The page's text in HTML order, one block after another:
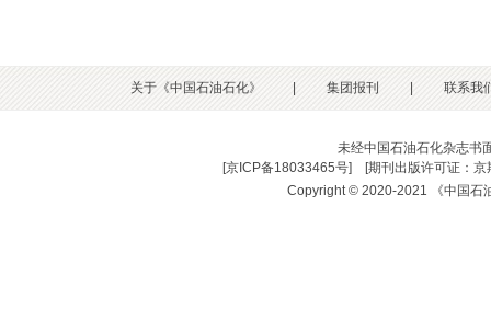
关于《中国石油石化》 集团报刊 联系我
未经中国石油石化杂志书
[京ICP备18033465号] [期刊出版许可证：
Copyright © 2020-2021 《中国石